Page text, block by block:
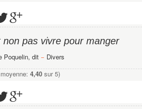
pas vivre pour manger
Poquelin, dit− Divers
4,40 sur 5)